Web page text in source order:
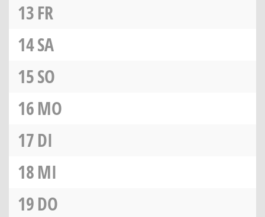
13FR
14SA
15SO
16MO
17DI
18MI
19DO